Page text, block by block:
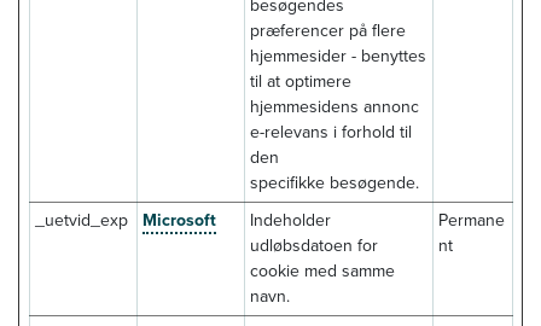
besøgendes
præferencer på flere
hjemmesider - benyttes
til at optimere
hjemmesidens annonc
e-relevans i forhold til
den
specifikke besøgende.
_uetvid_exp Microsoft
Indeholder
udløbsdatoen for
cookie med samme
navn.
Permane
nt